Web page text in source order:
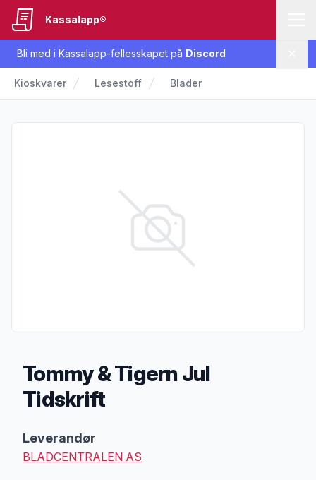
Bli med i Kassalapp-fellesskapet på Discord
Kassalapp®
Kioskvarer Lesestoff Blader
Tommy & Tigern Jul
Tidskrift
Leverandør
BLADCENTRALEN AS